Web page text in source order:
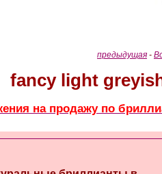
предыдущая -
fancy light
на продажу по